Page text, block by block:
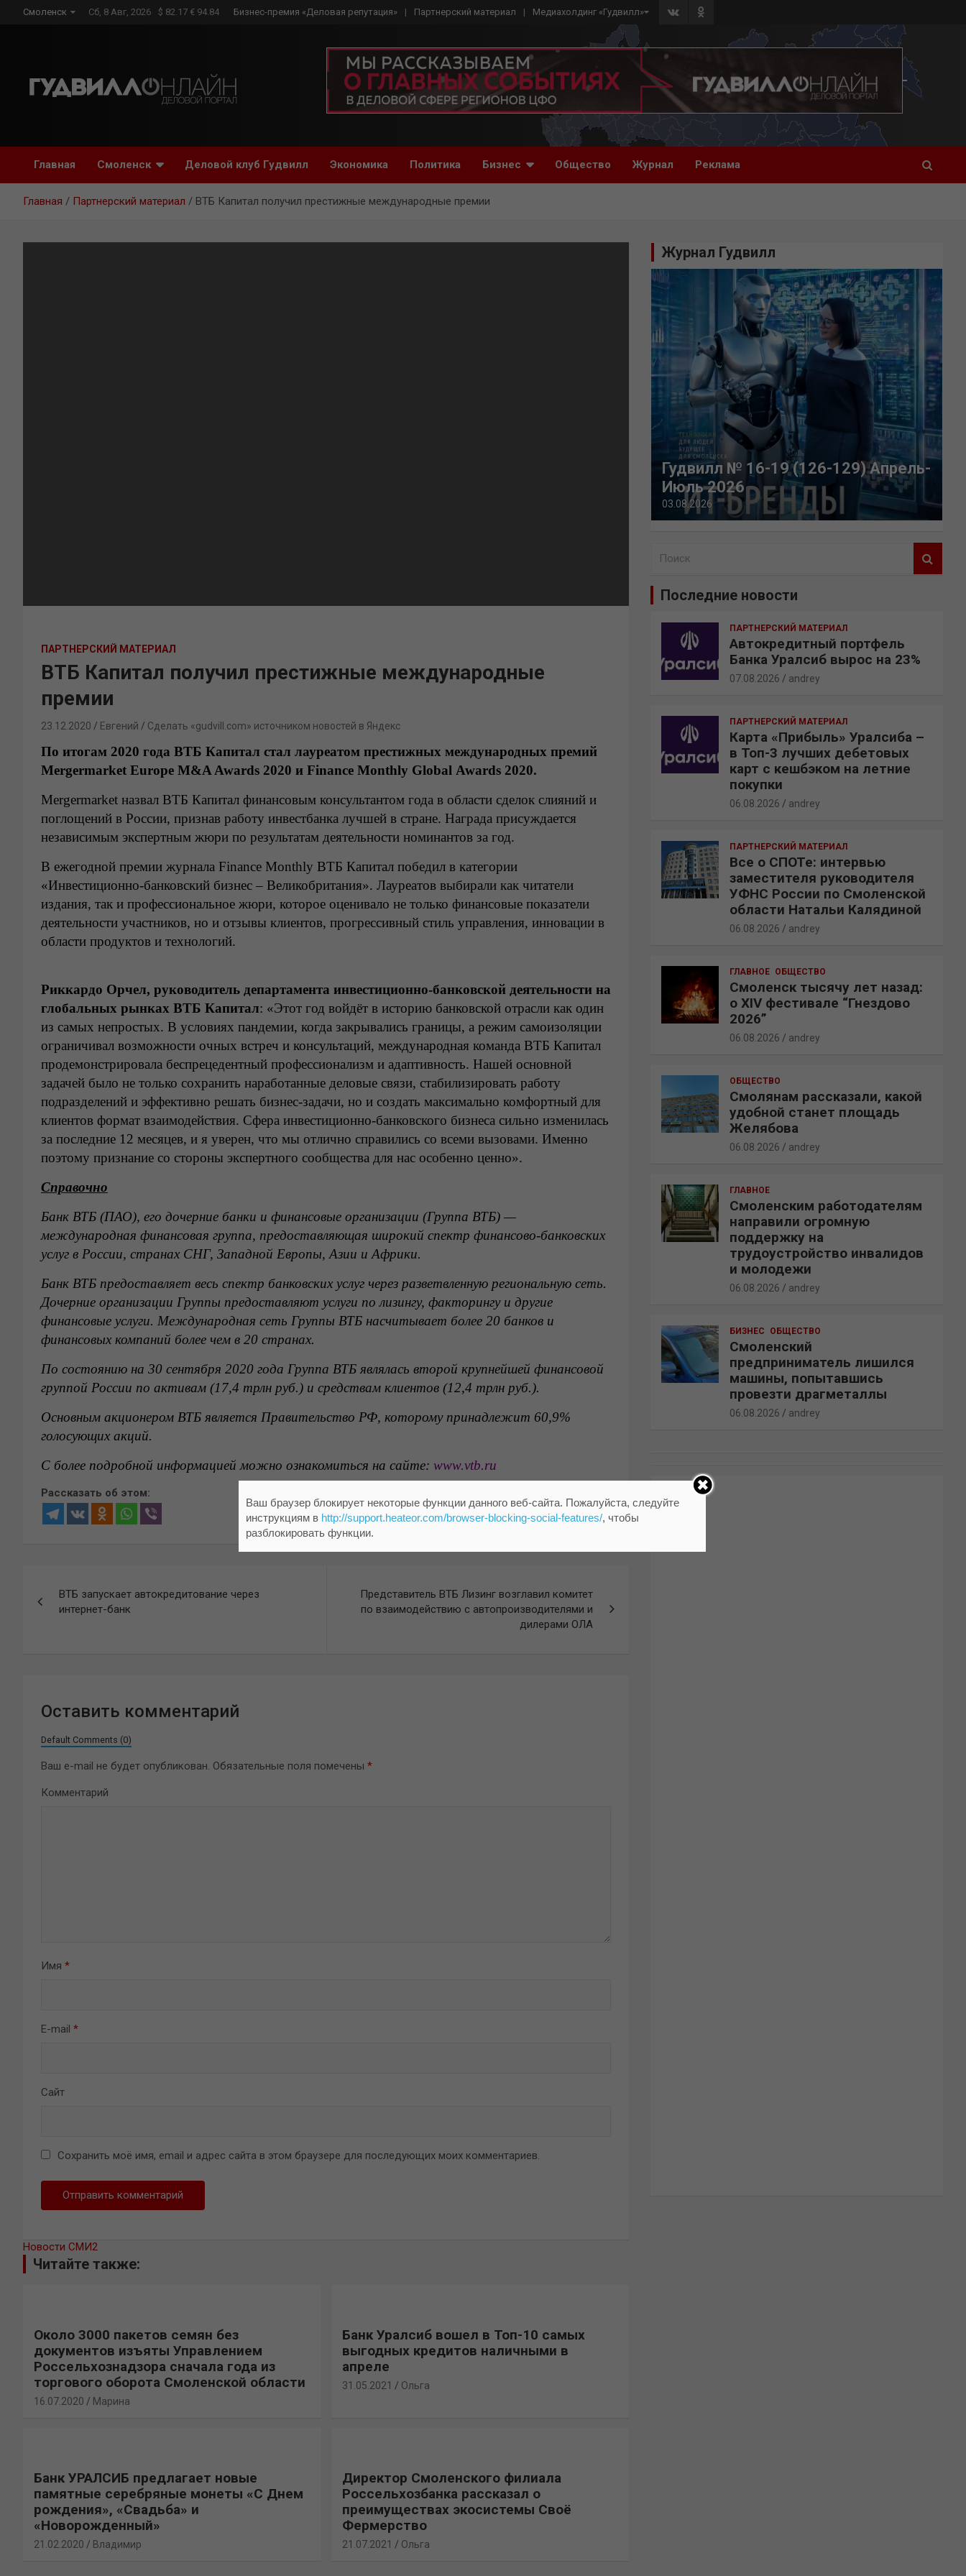
Смоленск Сб, 8 Авг, 2026 $ 82.17 € 94.84 Бизнес-премия «Деловая репутация» Партнерский материал Медиахолдинг «Гудвилл»
Главная Смоленск Деловой клуб Гудвилл Экономика Политика Бизнес Общество Журнал Реклама
Главная Партнерский материал ВТБ Капитал получил престижные международные премии
ПАРТНЕРСКИЙ МАТЕРИАЛ
ВТБ Капитал получил престижные международные
премии
23.12.2020 Евгений Сделать «gudvill.com» источником новостей в Яндекс
По итогам 2020 года ВТБ Капитал стал лауреатом престижных международных премий
Mergermarket Europe M&A Awards 2020 и Finance Monthly Global Awards 2020.
Mergermarket назвал ВТБ Капитал финансовым консультантом года в области сделок слияний и
поглощений в России, признав работу инвестбанка лучшей в стране. Награда присуждается
независимым экспертным жюри по результатам деятельности номинантов за год.
В ежегодной премии журнала Finance Monthly ВТБ Капитал победил в категории
«Инвестиционно-банковский бизнес – Великобритания». Лауреатов выбирали как читатели
издания, так и профессиональное жюри, которое оценивало не только финансовые показатели
деятельности участников, но и отзывы клиентов, прогрессивный стиль управления, инновации в
области продуктов и технологий.
Риккардо Орчел, руководитель департамента инвестиционно-банковской деятельности на
глобальных рынках ВТБ Капитал: «Этот год войдёт в историю банковской отрасли как один
из самых непростых. В условиях пандемии, когда закрывались границы, а режим самоизоляции
ограничивал возможности очных встреч и консультаций, международная команда ВТБ Капитал
продемонстрировала беспрецедентный профессионализм и адаптивность. Нашей основной
задачей было не только сохранить наработанные деловые связи, стабилизировать работу
подразделений и эффективно решать бизнес-задачи, но и создать максимально комфортный для
клиентов формат взаимодействия. Сфера инвестиционно-банковского бизнеса сильно изменилась
за последние 12 месяцев, и я уверен, что мы отлично справились со всеми вызовами. Именно
поэтому признание со стороны экспертного сообщества для нас особенно ценно».
Справочно
Банк ВТБ (ПАО), его дочерние банки и финансовые организации (Группа ВТБ) —
международная финансовая группа, предоставляющая широкий спектр финансово-банковских
услуг в России, странах СНГ, Западной Европы, Азии и Африки.
Банк ВТБ предоставляет весь спектр банковских услуг через разветвленную региональную сеть.
Дочерние организации Группы предоставляют услуги по лизингу, факторингу и другие
финансовые услуги. Международная сеть Группы ВТБ насчитывает более 20 банков и
финансовых компаний более чем в 20 странах.
По состоянию на 30 сентября 2020 года Группа ВТБ являлась второй крупнейшей финансовой
группой России по активам (17,4 трлн руб.) и средствам клиентов (12,4 трлн руб.).
Основным акционером ВТБ является Правительство РФ, которому принадлежит 60,9%
голосующих акций.
С более подробной информацией можно ознакомиться на сайте: www.vtb.ru
Рассказать об этом:
по
ВТБ запускает автокредитование через
интернет-банк
Представитель ВТБ Лизинг возглавил комитет
по взаимодействию с автопроизводителями и
дилерами ОЛА
Оставить комментарий
Default Comments (0)
Ваш e-mail не будет опубликован. Обязательные поля помечены *
Комментарий
Имя *
E-mail *
Сайт
Сохранить моё имя, email и адрес сайта в этом браузере для последующих моих комментариев.
Новости СМИ2
Читайте также:
Около 3000 пакетов семян без
документов изъяты Управлением
Россельхознадзора сначала года из
торгового оборота Смоленской области
16.07.2020 Марина
Банк Уралсиб вошел в Топ-10 самых
выгодных кредитов наличными в
апреле
31.05.2021 Ольга
Банк УРАЛСИБ предлагает новые
памятные серебряные монеты «С Днем
рождения», «Свадьба» и
«Новорожденный»
21.02.2020 Владимир
Директор Смоленского филиала
Россельхозбанка рассказал о
преимуществах экосистемы Своё
Фермерство
21.07.2021 Ольга
Журнал Гудвилл
Гудвилл № 16-19 (126-129) Апрель-
Июль 2026
03.08.2026
Последние новости
ПАРТНЕРСКИЙ МАТЕРИАЛ
Автокредитный портфель
Банка Уралсиб вырос на 23%
07.08.2026 andrey
ПАРТНЕРСКИЙ МАТЕРИАЛ
Карта «Прибыль» Уралсиба –
в Топ-3 лучших дебетовых
карт с кешбэком на летние
покупки
06.08.2026 andrey
ПАРТНЕРСКИЙ МАТЕРИАЛ
Все о СПОТе: интервью
заместителя руководителя
УФНС России по Смоленской
области Натальи Калядиной
06.08.2026 andrey
ГЛАВНОЕ ОБЩЕСТВО
Смоленск тысячу лет назад:
о XIV фестивале “Гнездово
2026”
06.08.2026 andrey
ОБЩЕСТВО
Смолянам рассказали, какой
удобной станет площадь
Желябова
06.08.2026 andrey
ГЛАВНОЕ
Смоленским работодателям
направили огромную
поддержку на
трудоустройство инвалидов
и молодежи
06.08.2026 andrey
БИЗНЕС ОБЩЕСТВО
Смоленский
предприниматель лишился
машины, попытавшись
провезти драгметаллы
06.08.2026 andrey
Ваш браузер блокирует некоторые функции данного веб-сайта. Пожалуйста, следуйте
инструкциям в http://support.heateor.com/browser-blocking-social-features/, чтобы
разблокировать функции.